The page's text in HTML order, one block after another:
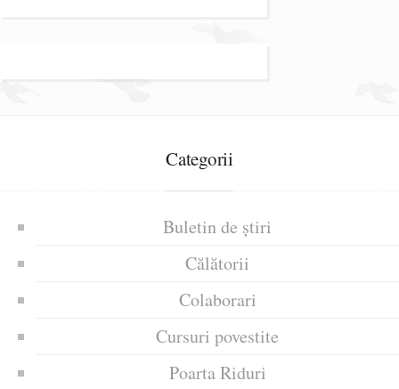
Categorii
Buletin de știri
Călătorii
Colaborari
Cursuri povestite
Poarta Riduri